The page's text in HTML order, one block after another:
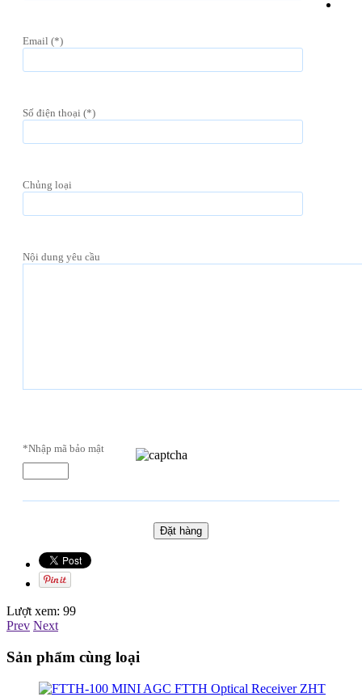
Email (*)
Số điện thoại (*)
Chủng loại
Nội dung yêu cầu
*Nhập mã bảo mật
Lượt xem: 99
Prev Next
Sản phẩm cùng loại